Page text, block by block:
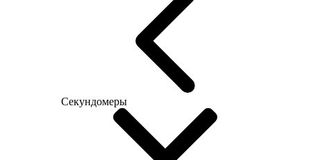
Секундомеры